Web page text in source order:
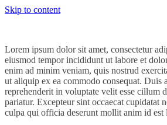
Skip to content
Lorem ipsum dolor sit amet, consectetur
eiusmod tempor incididunt ut labore et
enim ad minim veniam, quis nostrud
ut aliquip ex ea commodo consequat. Duis
reprehenderit in voluptate velit esse cillum
pariatur. Excepteur sint occaecat cupidatat
culpa qui officia deserunt mollit anim id est